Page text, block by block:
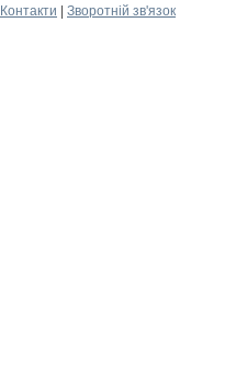
Контакти
Зворотній зв'язок